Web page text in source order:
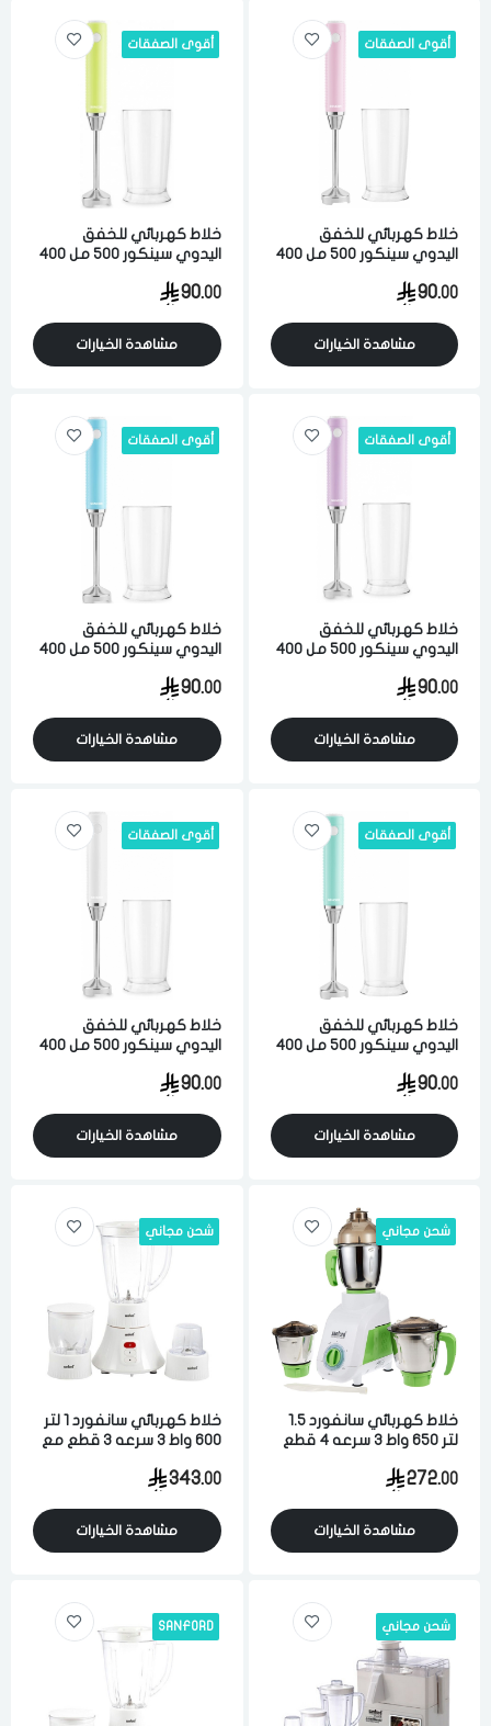
أقوى الصفقات
خلاط كهربائي للخفق
اليدوي سينكور 500 مل 400
90.00
مشاهدة الخيارات
أقوى الصفقات
خلاط كهربائي للخفق
اليدوي سينكور 500 مل 400
90.00
مشاهدة الخيارات
أقوى الصفقات
خلاط كهربائي للخفق
اليدوي سينكور 500 مل 400
90.00
مشاهدة الخيارات
أقوى الصفقات
خلاط كهربائي للخفق
اليدوي سينكور 500 مل 400
90.00
مشاهدة الخيارات
أقوى الصفقات
خلاط كهربائي للخفق
اليدوي سينكور 500 مل 400
90.00
مشاهدة الخيارات
أقوى الصفقات
خلاط كهربائي للخفق
اليدوي سينكور 500 مل 400
90.00
مشاهدة الخيارات
شحن مجاني
خلاط كهربائي سانفورد 1.5
لتر 650 واط 3 سرعه 4 قطع
272.00
مشاهدة الخيارات
شحن مجاني
خلاط كهربائي سانفورد 1 لتر
600 واط 3 سرعه 3 قطع مع
343.00
مشاهدة الخيارات
شحن مجاني SANFORD
الدخول تسجيل
تذكرنى
اختر المدينة
اختر المدينة